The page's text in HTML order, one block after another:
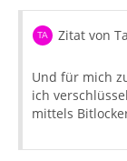
Zitat von
Und für mich
ich
mittels